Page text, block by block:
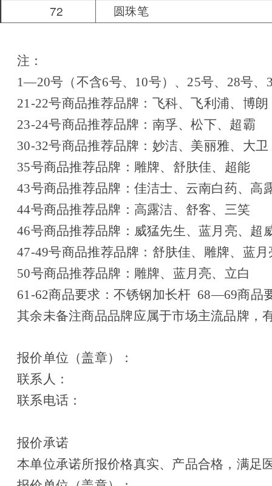
72 圆珠笔
注：
1—20号（不含6号、10号）、25号、28号、
21-22号商品推荐品牌：飞科、飞利浦、博
23-24号商品推荐品牌：南孚、松下、超霸
30-32号商品推荐品牌：妙洁、美丽雅、大卫
35号商品推荐品牌：雕牌、舒肤佳、超能
43号商品推荐品牌：佳洁士、云南白药、高
44号商品推荐品牌：高露洁、舒客、三笑
46号商品推荐品牌：威猛先生、蓝月亮、超
47-49号商品推荐品牌：舒肤佳、雕牌、蓝
50号商品推荐品牌：雕牌、蓝月亮、立白
61-62商品要求：不锈钢加长杆 68—69商品
其余未备注商品品牌应属于市场主流品牌，
报价单位（盖章）：
联系人：
联系电话：
报价承诺
本单位承诺所报价格真实、产品合格，满足